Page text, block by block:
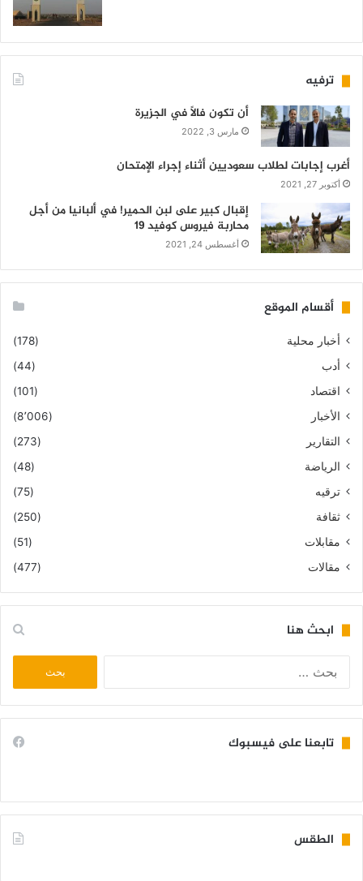
ترفيه
أن تكون فالاً في الجزيرة
مارس 3, 2022
أغرب إجابات لطلاب سعوديين أثناء إجراء الإمتحان
أكتوبر 27, 2021
إقبال كبير على لبن الحمير! في ألبانيا من أجل
محاربة فيروس كوفيد 19
أغسطس 24, 2021
أقسام الموقع
أخبار محلية
(178)
أدب
(44)
اقتصاد
(101)
الأخبار
(8٬006)
التقارير
(273)
الرياضة
(48)
ترقيه
(75)
ثقافة
(250)
مقابلات
(51)
مقالات
(477)
ابحث هنا
تابعنا على فيسبوك
الطقس